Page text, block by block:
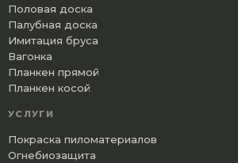
Половая доска
Палубная доска
Имитация бруса
Вагонка
Планкен прямой
Планкен косой
УСЛУГИ
Покраска пиломатериалов
Огнебиозащита